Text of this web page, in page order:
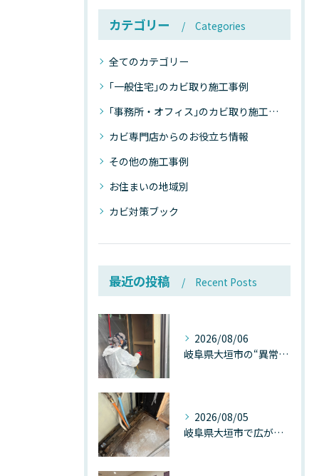
カテゴリー Categories
全てのカテゴリー
｢一般住宅｣のカビ取り施工事例
｢事務所・オフィス｣のカビ取り施工事例
カビ専門店からのお役立ち情報
その他の施工事例
お住まいの地域別
カビ対策ブック
最近の投稿 Recent Posts
2026/08/06
岐阜県大垣市の“異常に高い気温”が建物内部を腐らせる──深層カビが爆発的に増える本当の理由
2026/08/05
岐阜県大垣市で広がる“深層カビ汚染”──なぜ除カビが必要なのか、建物内部で起きている見えない危機